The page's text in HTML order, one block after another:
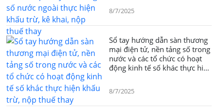
8/7/2025
Sổ tay hướng dẫn sàn thương
mại điện tử, nền tảng số trong
nước và các tổ chức có hoạt
động kinh tế số khác thực hiện
8/7/2025